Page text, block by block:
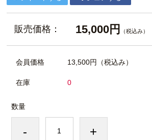
販売価格： 15,000円 （税込み）
会員価格 13,500円 （税込み）
在庫 0
数量
- +